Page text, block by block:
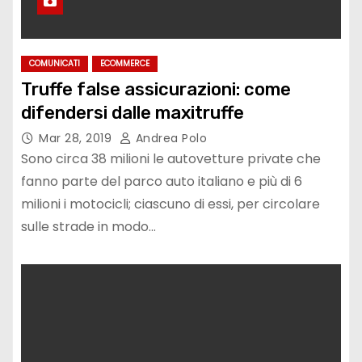
COMUNICATI ECOMMERCE
Truffe false assicurazioni: come
difendersi dalle maxitruffe
Mar 28, 2019 Andrea Polo
Sono circa 38 milioni le autovetture private che
fanno parte del parco auto italiano e più di 6
milioni i motocicli; ciascuno di essi, per circolare
sulle strade in modo…